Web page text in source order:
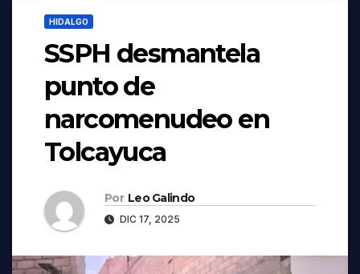
HIDALGO
SSPH desmantela
punto de
narcomenudeo en
Tolcayuca
Por Leo Galindo
DIC 17, 2025